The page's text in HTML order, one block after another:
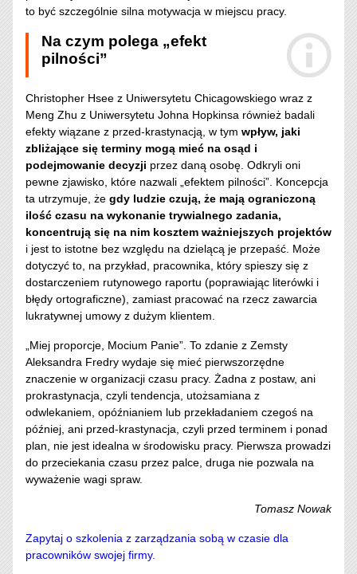
to być szczególnie silna motywacja w miejscu pracy.
Na czym polega „efekt
pilności”
Christopher Hsee z Uniwersytetu Chicagowskiego wraz z
Meng Zhu z Uniwersytetu Johna Hopkinsa również badali
efekty wiązane z przed-krastynacją, w tym wpływ, jaki
zbliżające się terminy mogą mieć na osąd i
podejmowanie decyzji przez daną osobę. Odkryli oni
pewne zjawisko, które nazwali „efektem pilności”. Koncepcja
ta utrzymuje, że gdy ludzie czują, że mają ograniczoną
ilość czasu na wykonanie trywialnego zadania,
koncentrują się na nim kosztem ważniejszych projektów
i jest to istotne bez względu na dzielącą je przepaść. Może
dotyczyć to, na przykład, pracownika, który spieszy się z
dostarczeniem rutynowego raportu (poprawiając literówki i
błędy ortograficzne), zamiast pracować na rzecz zawarcia
lukratywnej umowy z dużym klientem.
„Miej proporcje, Mocium Panie”. To zdanie z Zemsty
Aleksandra Fredry wydaje się mieć pierwszorzędne
znaczenie w organizacji czasu pracy. Żadna z postaw, ani
prokrastynacja, czyli tendencja, utożsamiana z
odwlekaniem, opóźnianiem lub przekładaniem czegoś na
później, ani przed-krastynacja, czyli przed terminem i ponad
plan, nie jest idealna w środowisku pracy. Pierwsza prowadzi
do przeciekania czasu przez palce, druga nie pozwala na
wyważenie wagi spraw.
Tomasz Nowak
Zapytaj o szkolenia z zarządzania sobą w czasie dla
pracowników swojej firmy.